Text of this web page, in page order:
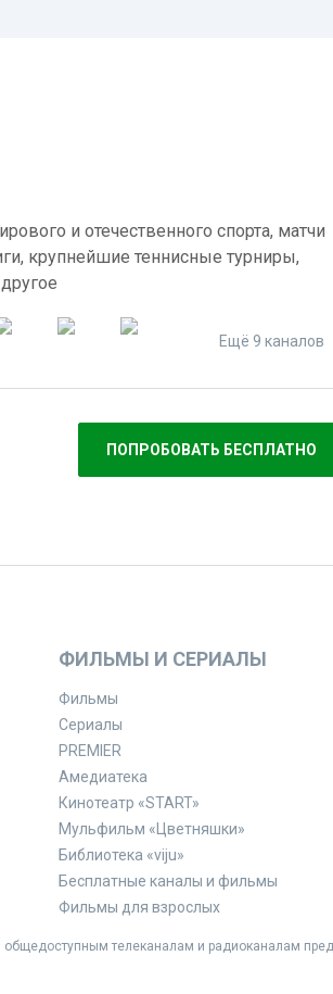
и отечественного спорта, матчи
крупнейшие теннисные турниры,
Ещё 9 каналов
ПОПРОБОВАТЬ БЕСПЛАТНО
ФИЛЬМЫ И СЕРИАЛЫ
Фильмы
Сериалы
PREMIER
Амедиатека
Кинотеатр «START»
Мульфильм «Цветняшки»
Библиотека «viju»
Бесплатные каналы и фильмы
Фильмы для взрослых
телеканалам и радиоканалам